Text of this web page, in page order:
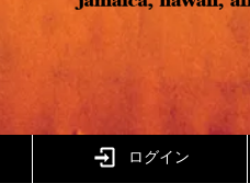
ログイン